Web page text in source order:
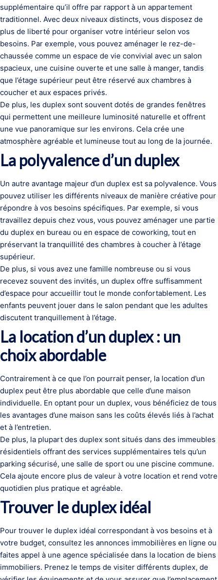
supplémentaire qu’il offre par rapport à un appartement
traditionnel. Avec deux niveaux distincts, vous disposez de
plus de liberté pour organiser votre intérieur selon vos
besoins. Par exemple, vous pouvez aménager le rez-de-
chaussée comme un espace de vie convivial avec un salon
spacieux, une cuisine ouverte et une salle à manger, tandis
que l’étage supérieur peut être réservé aux chambres à
coucher et aux espaces privés.
De plus, les duplex sont souvent dotés de grandes fenêtres
qui permettent une meilleure luminosité naturelle et offrent
une vue panoramique sur les environs. Cela crée une
atmosphère agréable et lumineuse tout au long de la journée.
La polyvalence d’un duplex
Un autre avantage majeur d’un duplex est sa polyvalence. Vous
pouvez utiliser les différents niveaux de manière créative pour
répondre à vos besoins spécifiques. Par exemple, si vous
travaillez depuis chez vous, vous pouvez aménager une partie
du duplex en bureau ou en espace de coworking, tout en
préservant la tranquillité des chambres à coucher à l’étage
supérieur.
De plus, si vous avez une famille nombreuse ou si vous
recevez souvent des invités, un duplex offre suffisamment
d’espace pour accueillir tout le monde confortablement. Les
enfants peuvent jouer dans le salon pendant que les adultes
discutent tranquillement à l’étage.
La location d’un duplex : un
choix abordable
Contrairement à ce que l’on pourrait penser, la location d’un
duplex peut être plus abordable que celle d’une maison
individuelle. En optant pour un duplex, vous bénéficiez de tous
les avantages d’une maison sans les coûts élevés liés à l’achat
et à l’entretien.
De plus, la plupart des duplex sont situés dans des immeubles
résidentiels offrant des services supplémentaires tels qu’un
parking sécurisé, une salle de sport ou une piscine commune.
Cela ajoute encore plus de valeur à votre location et rend votre
quotidien plus pratique et agréable.
Trouver le duplex idéal
Pour trouver le duplex idéal correspondant à vos besoins et à
votre budget, consultez les annonces immobilières en ligne ou
faites appel à une agence spécialisée dans la location de biens
immobiliers. Prenez le temps de visiter différents duplex, de